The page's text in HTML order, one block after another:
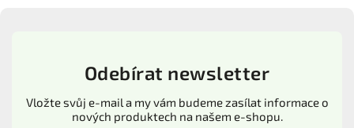
Odebírat newsletter
Vložte svůj e-mail a my vám budeme zasílat informace o
nových produktech na našem e-shopu.